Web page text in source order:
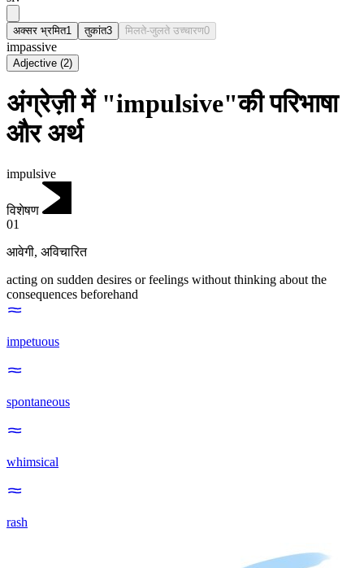
अक्सर भ्रमित1 तुकांत3 मिलते-जुलते उच्चारण0
impassive
Adjective (2)
अंग्रेज़ी में "impulsive"की परिभाषा
और अर्थ
impulsive
विशेषण
01
आवेगी, अविचारित
acting on sudden desires or feelings without thinking about the
consequences beforehand
impetuous
spontaneous
whimsical
rash